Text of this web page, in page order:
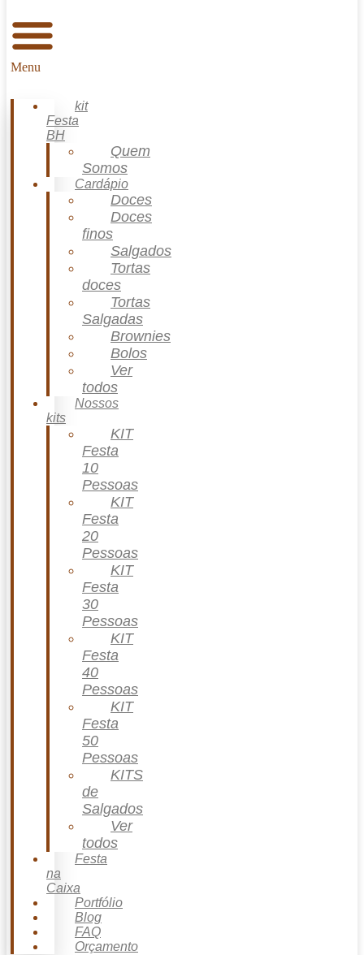
Menu
kit
Festa
BH
Quem
Somos
Cardápio
Doces
Doces
finos
Salgados
Tortas
doces
Tortas
Salgadas
Brownies
Bolos
Ver
todos
Nossos
kits
KIT
Festa
10
Pessoas
KIT
Festa
20
Pessoas
KIT
Festa
30
Pessoas
KIT
Festa
40
Pessoas
KIT
Festa
50
Pessoas
KITS
de
Salgados
Ver
todos
Festa
na
Caixa
Portfólio
Blog
FAQ
Orçamento